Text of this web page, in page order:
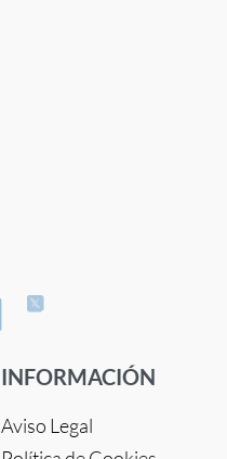
INFORMACIÓN
Aviso Legal